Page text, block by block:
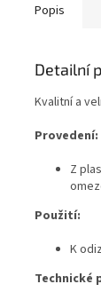
Popis
Detailní
Kvalitní a
Provedení:
Z
Použití:
K
Technické